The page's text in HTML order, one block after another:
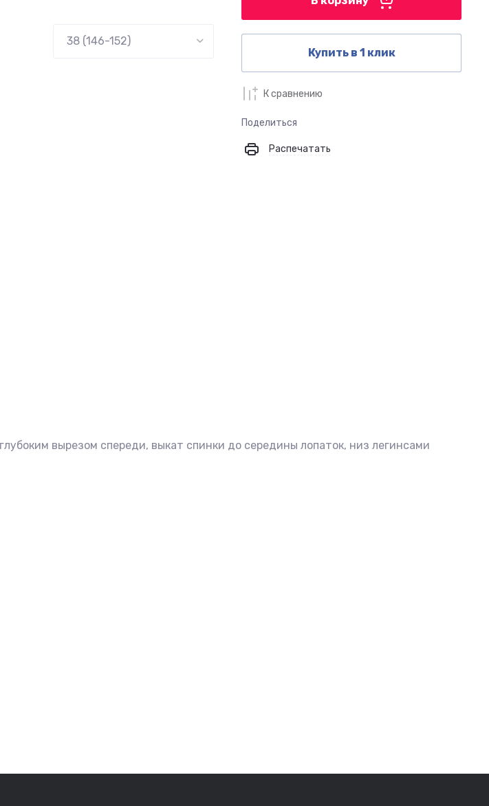
Купить в 1 клик
К сравнению
Поделиться
Распечатать
вырезом спереди, выкат спинки до середины лопаток, низ легинсами